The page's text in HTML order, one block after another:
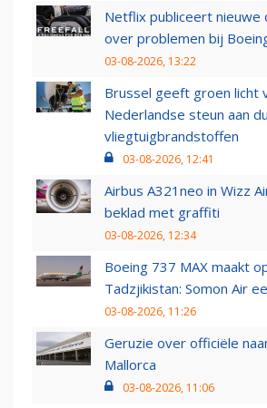
Netflix publiceert nieuwe
over problemen bij
03-08-2026, 13:22
Brussel geeft groen licht
Nederlandse steun aan
vliegtuigbrandstoffen
03-08-2026, 12:41
Airbus A321neo in Wizz
beklad met graffiti
03-08-2026, 12:34
Boeing 737 MAX maakt
Tadzjikistan: Somon Air
03-08-2026, 11:26
Geruzie over officiële
Mallorca
03-08-2026, 11:06